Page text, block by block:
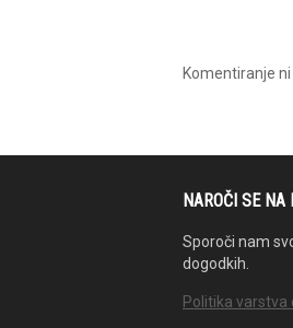
Komentiranje ni
NAROČI SE NA
Sporoči nam
dogodkih.
Politika varstva